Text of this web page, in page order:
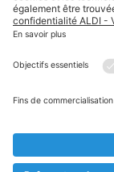
Textes marqués
* Nous vendons
au cas où, malgré
prématurément
** Sur ce site,